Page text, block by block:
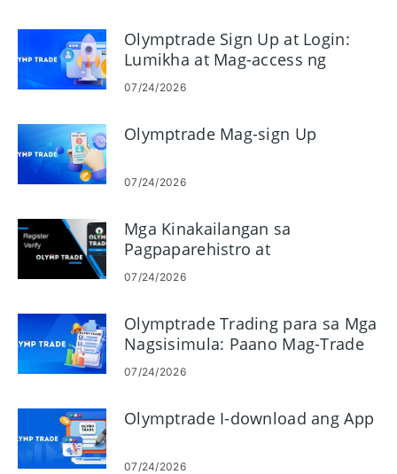
Olymptrade Sign Up at Login:
Lumikha at Mag-access ng
Account
07/24/2026
Olymptrade Mag-sign Up
07/24/2026
Mga Kinakailangan sa
Pagpaparehistro at
Pagpapatunay ng Olymptrade
Account
07/24/2026
Olymptrade Trading para sa Mga
Nagsisimula: Paano Mag-Trade
07/24/2026
Olymptrade I-download ang App
07/24/2026